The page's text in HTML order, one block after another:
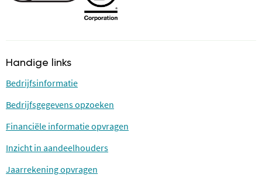
Handige links
Bedrijfsinformatie
Bedrijfsgegevens opzoeken
Financiële informatie opvragen
Inzicht in aandeelhouders
Jaarrekening opvragen